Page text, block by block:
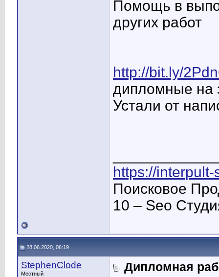
Помощь в
других работ
http://bit.ly/
дипломные на
Устали от
https://
Поисковое
10 – Seo
28.06.2020, 06:19
StephenClode
Местный
Дипломная